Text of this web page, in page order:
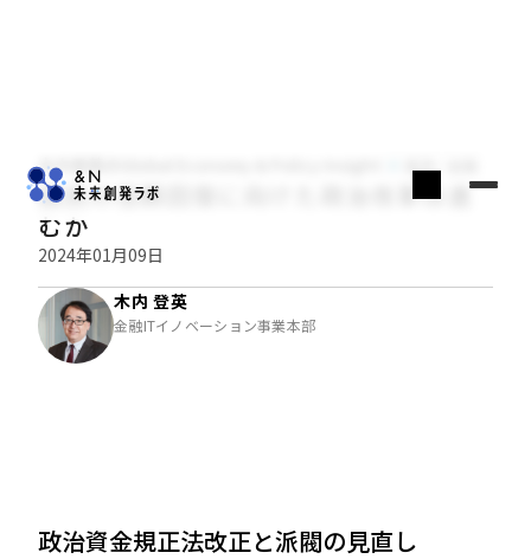
木内登英のGlobal Economy & Policy Insight
国民の信頼回復に向けた政治改革は進
むか
2024年01月09日
木内 登英
金融ITイノベーション事業本部
政治資金規正法改正と派閥の見直し